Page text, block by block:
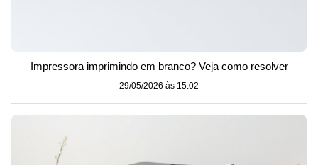
Impressora imprimindo em branco? Veja como resolver
29/05/2026 às 15:02